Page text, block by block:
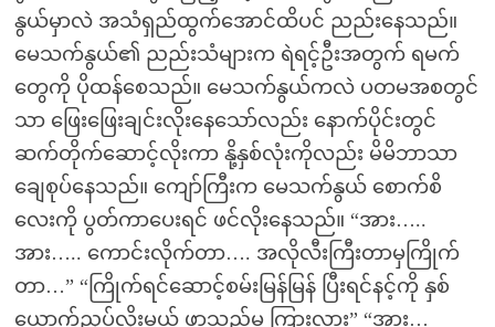
နွယ်မှာလဲ အသံရှည်ထွက်အောင်ထိပင် ညည်းနေသည်။
မေသက်နွယ်၏ ညည်းသံများက ရဲရင့်ဦးအတွက် ရမက်
တွေကို ပိုထန်စေသည်။ မေသက်နွယ်ကလဲ ပတမအစတွင်
သာ ဖြေးဖြေးချင်းလိုးနေသော်လည်း နောက်ပိုင်းတွင်
ဆက်တိုက်ဆောင့်လိုးကာ နို့နှစ်လုံးကိုလည်း မိမိဘာသာ
ချေစုပ်နေသည်။ ကျော်ကြီးက မေသက်နွယ် စောက်စိ
လေးကို ပွတ်ကာပေးရင် ဖင်လိုးနေသည်။ “အား…..
အား….. ကောင်းလိုက်တာ…. အလိုလီးကြီးတာမှကြိုက်
တာ…” “ကြိုက်ရင်ဆောင့်စမ်းမြန်မြန် ပြီးရင်နင့်ကို နှစ်
ယောက်ညှပ်လိုးမယ် ဖာသည်မ ကြားလား” “အား…